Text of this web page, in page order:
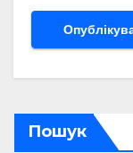
Пошук